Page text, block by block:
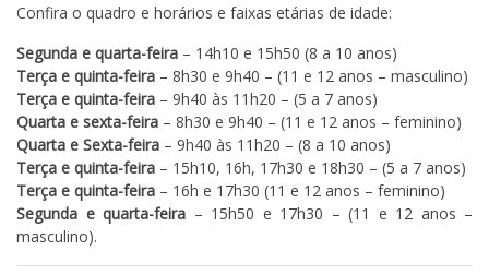
Confira o quadro e horários e faixas etárias de idade:
Segunda e quarta-feira – 14h10 e 15h50 (8 a 10 anos)
Terça e quinta-feira – 8h30 e 9h40 – (11 e 12 anos – masculino)
Terça e quinta-feira – 9h40 às 11h20 – (5 a 7 anos)
Quarta e sexta-feira – 8h30 e 9h40 – (11 e 12 anos – feminino)
Quarta e Sexta-feira – 9h40 às 11h20 – (8 a 10 anos)
Terça e quinta-feira – 15h10, 16h, 17h30 e 18h30 – (5 a 7 anos)
Terça e quinta-feira – 16h e 17h30 (11 e 12 anos – feminino)
Segunda e quarta-feira – 15h50 e 17h30 – (11 e 12 anos –
masculino).